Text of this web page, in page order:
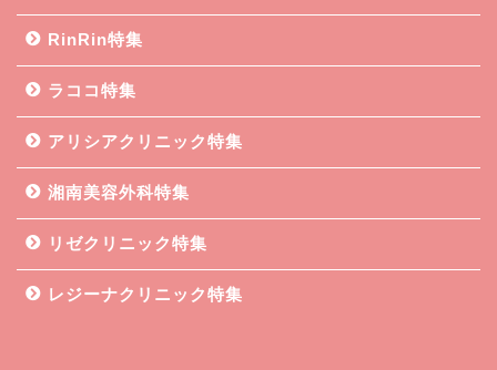
RinRin特集
ラココ特集
アリシアクリニック特集
湘南美容外科特集
リゼクリニック特集
レジーナクリニック特集